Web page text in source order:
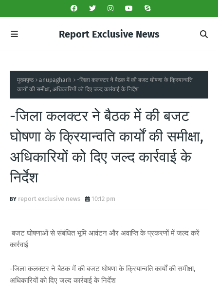
Report Exclusive News
मुख्यपृष्ठ anupagharh
-जिला कलक्टर ने बैठक में की बजट घोषणा के क्रियान्वति
कार्यों की समीक्षा, अधिकारियों को दिए जल्द कार्रवाई के निर्देश
-जिला कलक्टर ने बैठक में की बजट
घोषणा के क्रियान्वति कार्यों की समीक्षा,
अधिकारियों को दिए जल्द कार्रवाई के
निर्देश
report exclusive news 10:12 pm
बजट घोषणाओं से संबंधित भूमि आवंटन और अवाप्ति के प्रकरणों में जल्द करें
कार्रवाई
-जिला कलक्टर ने बैठक में की बजट घोषणा के क्रियान्वति कार्यों की समीक्षा,
अधिकारियों को दिए जल्द कार्रवाई के निर्देश